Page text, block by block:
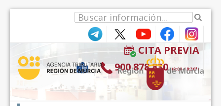
CITA PREVIA
900 878 830 (9:00-18:30*)